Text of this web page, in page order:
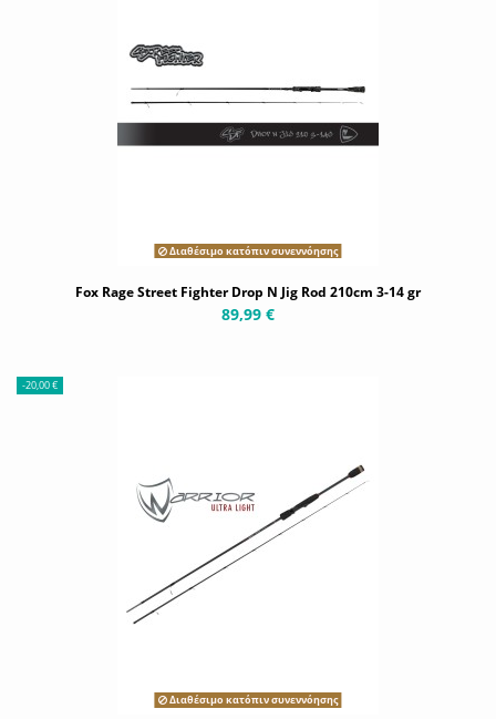
Διαθέσιμο κατόπιν συνεννόησης
Fox Rage Street Fighter Drop N Jig Rod 210cm 3-14 gr
89,99 €
-20,00 €
Διαθέσιμο κατόπιν συνεννόησης